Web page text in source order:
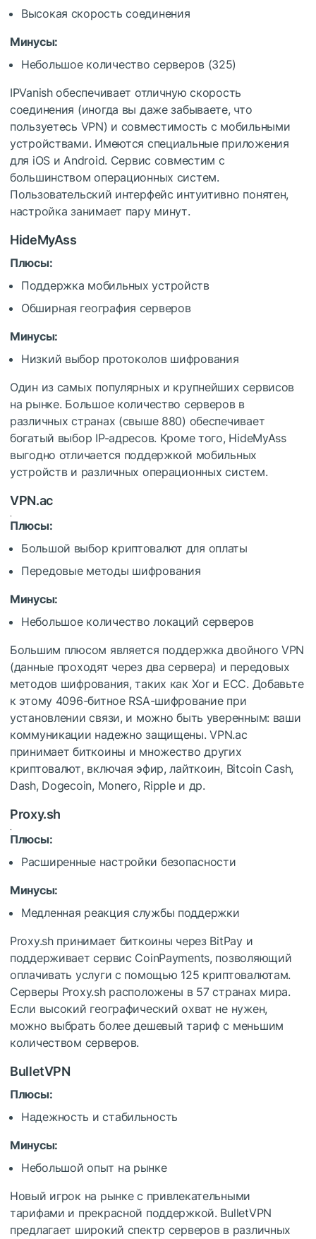
Высокая скорость соединения
Минусы:
Небольшое количество серверов (325)
IPVanish обеспечивает отличную скорость
соединения (иногда вы даже забываете, что
пользуетесь VPN) и совместимость с мобильными
устройствами. Имеются специальные приложения
для iOS и Android. Сервис совместим с
большинством операционных систем.
Пользовательский интерфейс интуитивно понятен,
настройка занимает пару минут.
HideMyAss
Плюсы:
Поддержка мобильных устройств
Обширная география серверов
Минусы:
Низкий выбор протоколов шифрования
Один из самых популярных и крупнейших сервисов
на рынке. Большое количество серверов в
различных странах (свыше 880) обеспечивает
богатый выбор IP-адресов. Кроме того, HideMyAss
выгодно отличается поддержкой мобильных
устройств и различных операционных систем.
VPN.ac
Плюсы:
Большой выбор криптовалют для оплаты
Передовые методы шифрования
Минусы:
Небольшое количество локаций серверов
Большим плюсом является поддержка двойного VPN
(данные проходят через два сервера) и передовых
методов шифрования, таких как Xor и ECC. Добавьте
к этому 4096-битное RSA-шифрование при
установлении связи, и можно быть уверенным: ваши
коммуникации надежно защищены. VPN.ac
принимает биткоины и множество других
криптовалют, включая эфир, лайткоин, Bitcoin Cash,
Dash, Dogecoin, Monero, Ripple и др.
Proxy.sh
Плюсы:
Расширенные настройки безопасности
Минусы:
Медленная реакция службы поддержки
Proxy.sh принимает биткоины через BitPay и
поддерживает сервис CoinPayments, позволяющий
оплачивать услуги с помощью 125 криптовалютам.
Серверы Proxy.sh расположены в 57 странах мира.
Если высокий географический охват не нужен,
можно выбрать более дешевый тариф с меньшим
количеством серверов.
BulletVPN
Плюсы:
Надежность и стабильность
Минусы:
Небольшой опыт на рынке
Новый игрок на рынке с привлекательными
тарифами и прекрасной поддержкой. BulletVPN
предлагает широкий спектр серверов в различных